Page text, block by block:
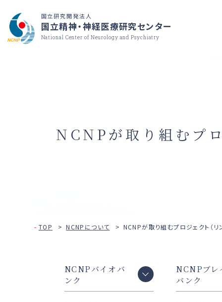
国立研究開発法人
国立精神・神経医療研究センター
National Center of Neurology and Psychiatry
NCNPが取り組むプ
TOP NCNPについて NCNPが取り組むプロジェクト（リ
NCNPバイオバ
ンク
NCNPブレ
バンク